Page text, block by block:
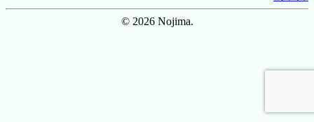
© 2026 Nojima.